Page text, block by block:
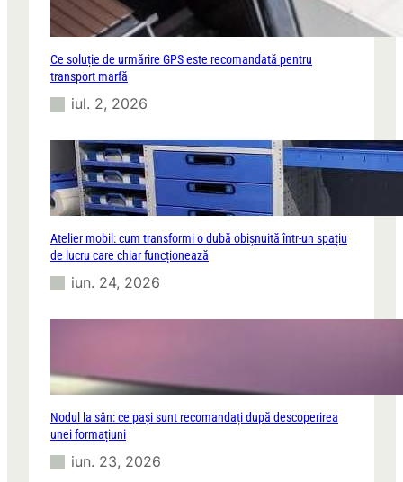
Ce soluție de urmărire GPS este recomandată pentru
transport marfă
iul. 2, 2026
Atelier mobil: cum transformi o dubă obișnuită într-un spațiu
de lucru care chiar funcționează
iun. 24, 2026
Nodul la sân: ce pași sunt recomandați după descoperirea
unei formațiuni
iun. 23, 2026